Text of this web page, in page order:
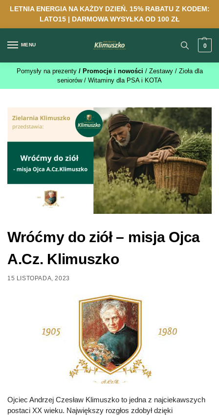
LETNIA ENERGIA NA KAŻDY DZIEŃ. 15% RABATU Z KODEM:
LATO15 | DARMOWA WYSYŁKA OD 100 ZŁ
MENU 0
Pomysły na prezenty / Promocje i nowości / Zestawy / Zioła dla
seniorów / Witaminy dla PSA i KOTA
Wróćmy do ziół – misja Ojca
A.Cz. Klimuszko
15 LISTOPADA, 2023
Ojciec Andrzej Czesław Klimuszko to jedna z najciekawszych
postaci XX wieku. Największy rozgłos zdobył dzięki